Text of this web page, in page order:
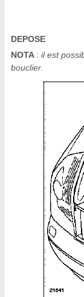
DEPOSE
NOTA : il est
bouclier.